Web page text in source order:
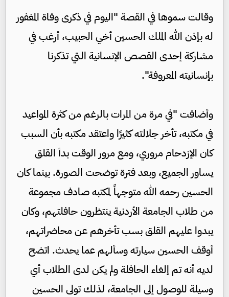
وقالت سموها في القصة "اليوم في ذكرى وفاة المغفور
له بإذن الله الملك الحسين أخي الحبيب، أرغب في
مشاركة إحدى القصص الإنسانية التي تذكرنا
بإنسانيته المعروفة".
وأضافت "في مرة من المرات بالرغم من كثرة المواعيد
في مكتبه، تأخر جلالته كثيرًا واعتقد مكتبه بأن السبب
كان الإزدحام مروري، ومع مرور الوقت بدأ القلق
يساور الجميع، وبعد فترة توضحت الصورة. بينما كان
الحسين رحمه الله متوجهاً لمكتبه صادف مجموعة
من طلاب الجامعة الأردنية ينتظرون حافلتهم، وكان
يبدوا عليهم القلق بسب تأخرهم عن محاضراتهم،
أوقف الحسين سيارته وسألهم عما يحدث. اتضح
لديه أنه تم إلغاء الحافلة ولم يكن لدى الطلاب أي
وسيلة للوصول إلى الجامعة، لذلك تولى الحسين